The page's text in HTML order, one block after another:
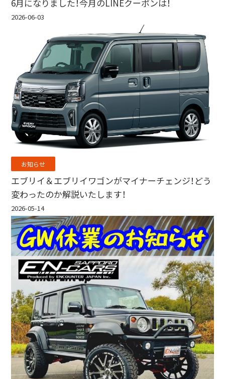
6月になりました！今月のLINEクーポンは！
2026-06-03
お知らせ
エブリイ＆エブリイワゴンがマイナーチェンジ！どう
変わったのか解説いたします！
2026-05-14